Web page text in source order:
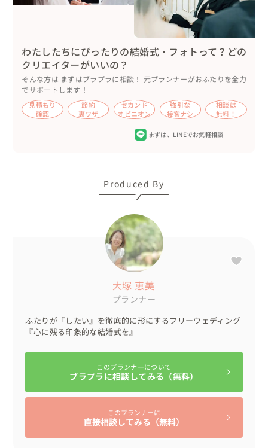
ーされ花柄の裏地がとても可愛かったです🌼
ブーケ、ヘアメイクさん、カメラマンさんは私から紹介し
ました。ヘアメイクは事前にイメージ写真を共有していた
だきました。
🌿メッセージ
都内から近い場所で、こんなにも自然に囲まれたレストラ
ンはなかなか無いのでおすすめの会場です。お庭で人前式
おふたりとゲストが飾らず、ゆったりと一日を過ごせるパ
い・・・。是非お話を聞かせてください。一緒にお二人に
合った会場選びから始めましょう。
決まり切った結婚式ではなく、おふたりとゲストで特別な
空間を作り上げるサポートをさせてください。
わたしたちにぴったりの結婚式・フォトって？どの
クリエイターがいいの？
そんな方は まずはブラプラに相談！ 元プランナーがおふたりを全力
でサポートします！
見積もり
確認
節約
裏ワザ
セカンド
オピニオン
強引な
接客ナシ
相談は
無料！
まずは、 LINEでお気軽相談
Produced By
大塚 恵美
プランナー
ふたりが『したい』を徹底的に形にするフリーウェディング
『心に残る印象的な結婚式を』
このプランナーについて
ブラプラに相談してみる（無料）
このプランナーに
直接相談してみる（無料）